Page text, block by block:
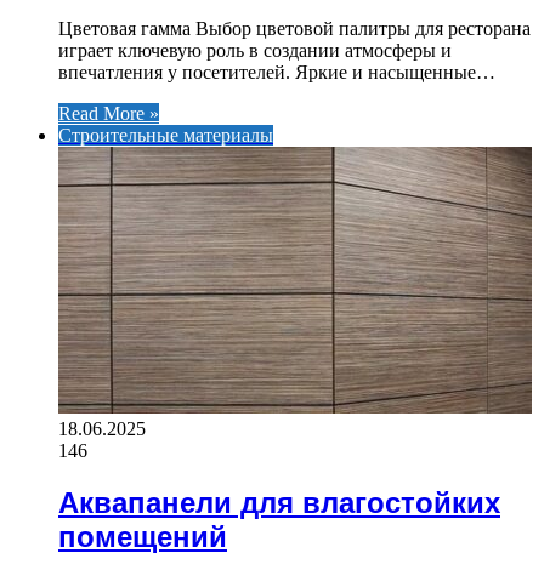
Цветовая гамма Выбор цветовой палитры для ресторана
играет ключевую роль в создании атмосферы и
впечатления у посетителей. Яркие и насыщенные…
Read More »
Строительные материалы
18.06.2025
146
Аквапанели для влагостойких
помещений